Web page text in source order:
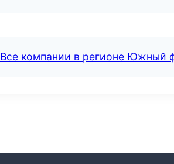
Все компании в регионе Южный